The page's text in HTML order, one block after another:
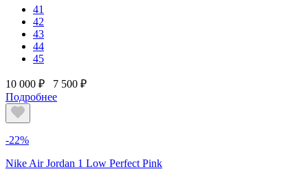
41
42
43
44
45
10 000 ₽
7 500 ₽
Подробнее
-22%
Nike Air Jordan 1 Low Perfect Pink